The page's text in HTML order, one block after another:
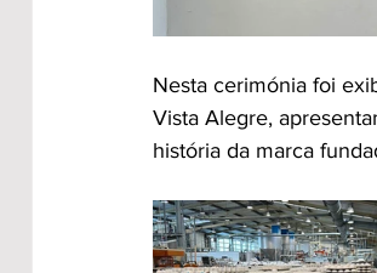
Nesta cerimónia foi
Vista Alegre,
história da marca